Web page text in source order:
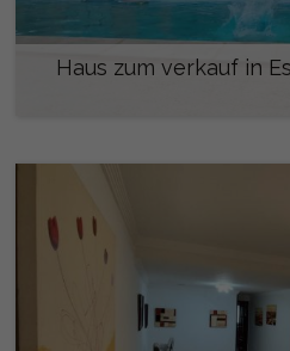
Haus zum verkauf in